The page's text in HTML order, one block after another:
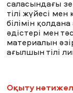
MNU
саласындағы
тілі жүйесі
білімін
әдістері мен
материалын
ағылшын тілі
Оқыту